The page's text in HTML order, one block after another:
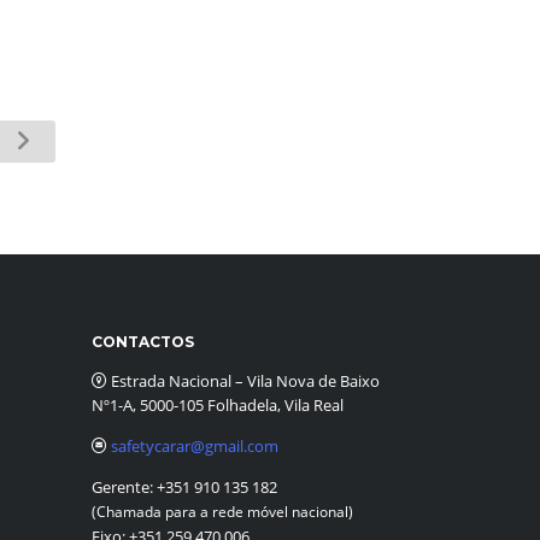
CONTACTOS
Estrada Nacional – Vila Nova de Baixo
Nº1-A, 5000-105 Folhadela, Vila Real
safetycarar@gmail.com
Gerente:+351 910 135 182
(Chamada para a rede móvel nacional)